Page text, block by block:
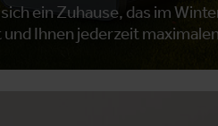
ein Zuhause, das im
Ihnen jederzeit